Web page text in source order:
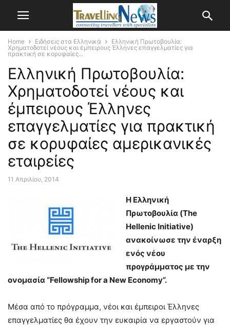
Home Ειδήσεις στα Ελληνικά
Ελληνική Πρωτοβουλία:
Χρηματοδοτεί νέους και έμπειρους Έλληνες επαγγελματίες για
πρακτική σε κορυφαίες...
Ελληνική Πρωτοβουλία:
Χρηματοδοτεί νέους και
έμπειρους Έλληνες
επαγγελματίες για πρακτική
σε κορυφαίες αμερικανικές
εταιρείες
11 Απριλίου, 2014
Η Ελληνική
Πρωτοβουλία (The
Hellenic Initiative)
ανακοίνωσε την έναρξη
ενός νέου
προγράμματος με την
ονομασία “Fellowship for a New Economy”.
Μέσα από το πρόγραμμα, νέοι και έμπειροι Έλληνες
επαγγελματίες θα έχουν την ευκαιρία να εργαστούν για